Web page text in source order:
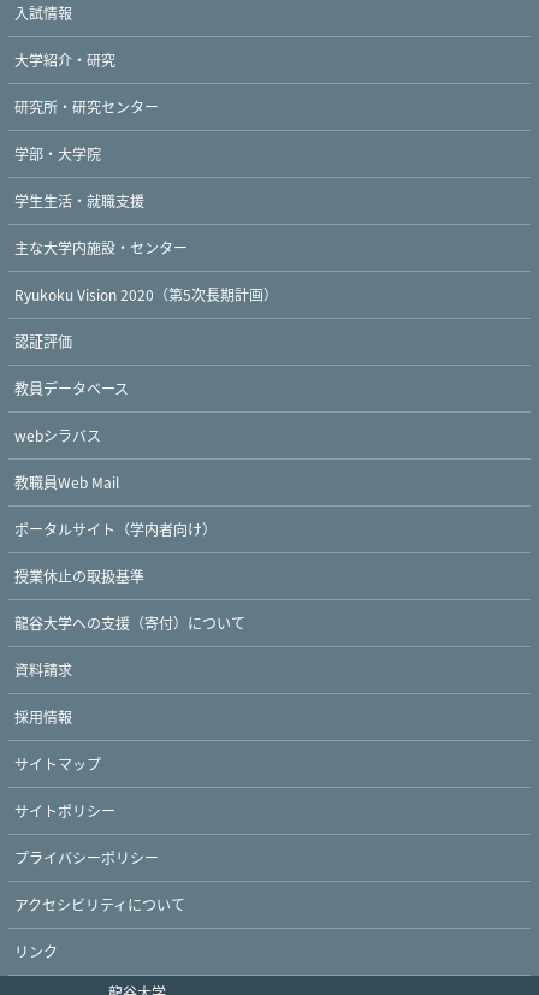
入試情報
大学紹介・研究
研究所・研究センター
学部・大学院
学生生活・就職支援
主な大学内施設・センター
Ryukoku Vision 2020（第5次長期計画）
認証評価
教員データベース
webシラバス
教職員Web Mail
ポータルサイト（学内者向け）
授業休止の取扱基準
龍谷大学への支援（寄付）について
資料請求
採用情報
サイトマップ
サイトポリシー
プライバシーポリシー
アクセシビリティについて
リンク